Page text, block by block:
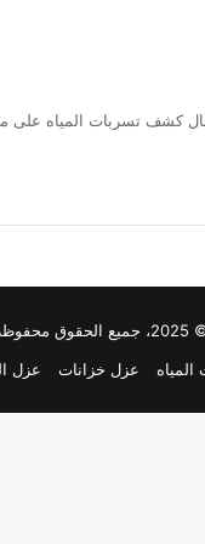
كشف تسربات المياه
محفوظة | إعمار المنزل
عزل خزانات عزل